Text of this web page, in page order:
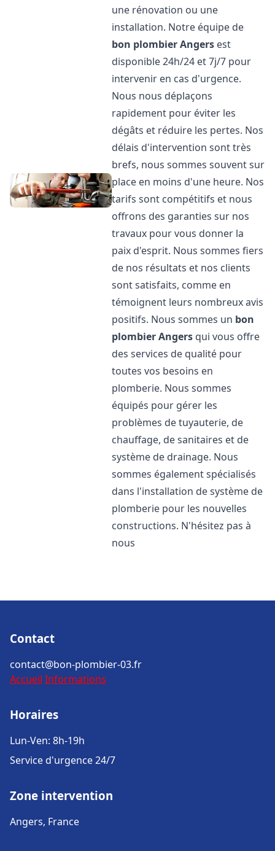
une rénovation ou une
installation. Notre équipe de
bon plombierAngers est
disponible 24h/24 et 7j/7 pour
intervenir en cas d'urgence.
Nous nous déplaçons
rapidement pour éviter les
dégâts et réduire les pertes. Nos
délais d'intervention sont très
brefs, nous sommes souvent sur
place en moins d'une heure. Nos
tarifs sont compétitifs et nous
offrons des garanties sur nos
travaux pour vous donner la
paix d'esprit. Nous sommes fiers
de nos résultats et nos clients
sont satisfaits, comme en
témoignent leurs nombreux avis
positifs. Nous sommes un bon
plombierAngers qui vous offre
des services de qualité pour
toutes vos besoins en
plomberie. Nous sommes
équipés pour gérer les
problèmes de tuyauterie, de
chauffage, de sanitaires et de
système de drainage. Nous
sommes également spécialisés
dans l'installation de système de
plomberie pour les nouvelles
constructions. N'hésitez pas à
nous
Contact
contact@bon-plombier-03.fr
Accueil Informations
Horaires
Lun-Ven: 8h-19h
Service d'urgence 24/7
Zone intervention
Angers, France